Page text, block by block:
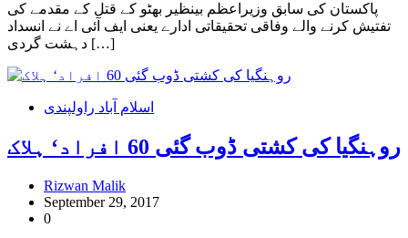
پاکستان کی سابق وزیراعظم بینظیر بھٹو کے قتل کے مقدمے کی
تفتیش کرنے والے وفاقی تحقیقاتی ادارے یعنی ایف آئی اے نے انسداد
دہشت گردی […]
اسلام آباد راولپندی
روہنگیا کی کشتی ڈوب گئی 60 افراد‘ ہلاک
Rizwan Malik
September 29, 2017
0